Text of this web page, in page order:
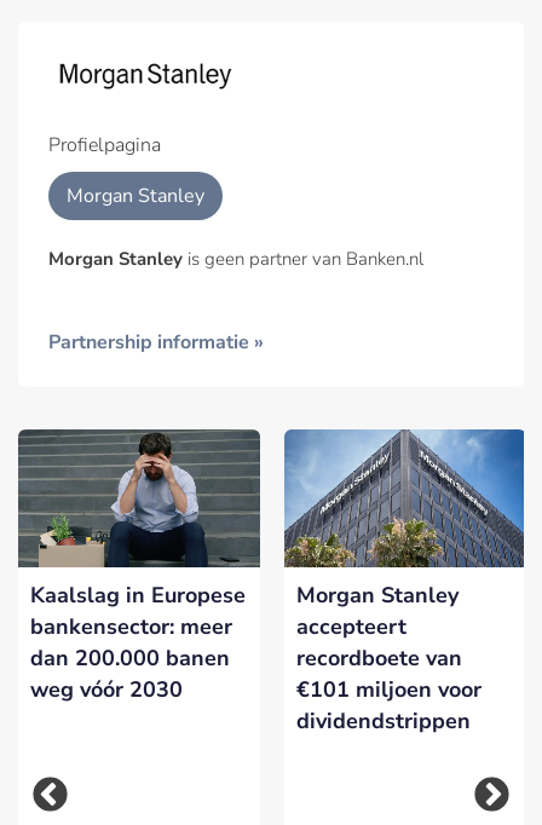
Profielpagina
Morgan Stanley
Morgan Stanley is geen partner van Banken.nl
Partnership informatie »
Kaalslag in Europese
bankensector: meer
dan 200.000 banen
weg vóór 2030
Morgan Stanley
accepteert
recordboete van
€101 miljoen voor
dividendstrippen